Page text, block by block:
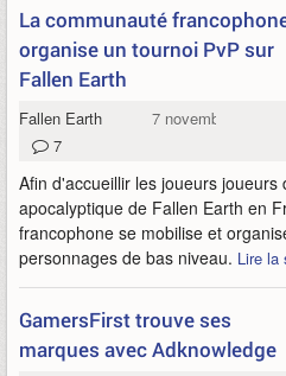
La communauté
organise un tournoi PvP sur
Fallen Earth
Fallen Earth
7 novembre 2011
7
Afin d'accueillir les joueurs
apocalyptique de Fallen Earth en
francophone se mobilise et
personnages de bas niveau. Lire la
GamersFirst trouve ses
marques avec Adknowledge